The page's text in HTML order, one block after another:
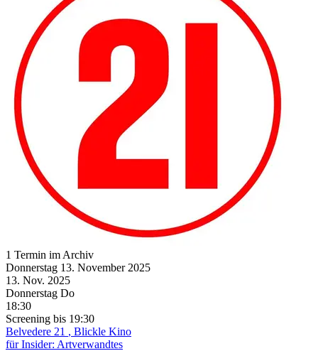
1 Termin im Archiv
Donnerstag 13. November 2025
13. Nov. 2025
Donnerstag Do
18:30
Screening bis 19:30
Belvedere 21 , Blickle Kino
für Insider: Artverwandtes